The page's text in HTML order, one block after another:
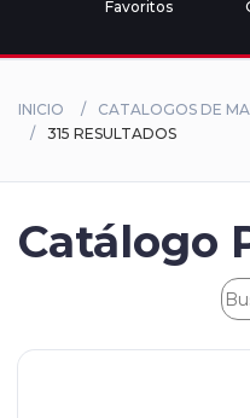
Favoritos
Descargar
INICIO CATALOGOS DE
315 RESULTADOS
Catálogo